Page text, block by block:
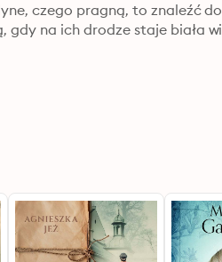
czego pragną, to znaleźć
gdy na ich drodze staje biała
munduru – to opowieść o
zamienia emocje w